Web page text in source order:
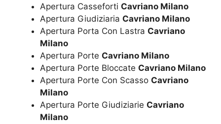
Apertura Casseforti Cavriano Milano
Apertura Giudiziaria Cavriano Milano
Apertura Porta Con Lastra Cavriano
Milano
Apertura Porte Cavriano Milano
Apertura Porte Bloccate Cavriano Milano
Apertura Porte Con Scasso Cavriano
Milano
Apertura Porte Giudiziarie Cavriano
Milano